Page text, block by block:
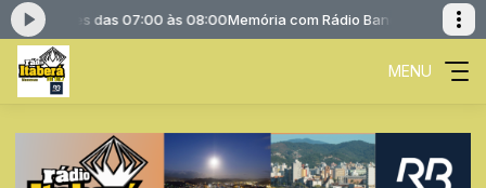
das 07:00 às 08:00Memória com Rádio Bandeirantes
MENU